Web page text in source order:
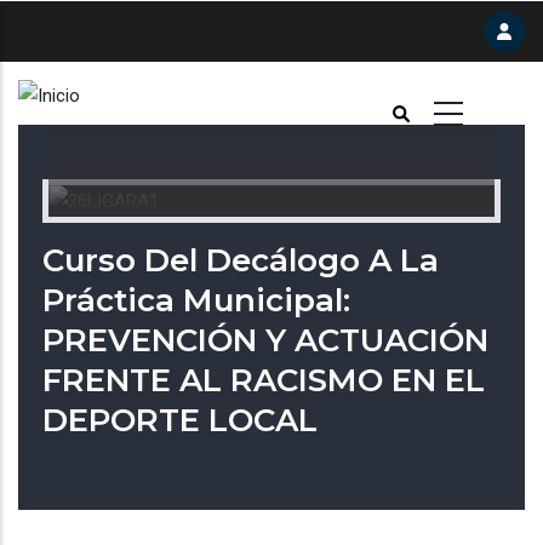
contenido
Curso Del Decálogo A La
Práctica Municipal:
PREVENCIÓN Y ACTUACIÓN
FRENTE AL RACISMO EN EL
DEPORTE LOCAL